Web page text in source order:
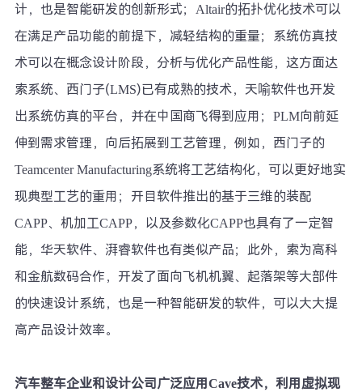
计，也是智能研发的创新形式；Altair的拓扑优化技术可以
在满足产品功能的前提下，减轻结构的重量；系统仿真技
术可以在概念设计阶段，分析与优化产品性能，这方面达
索系统、西门子(LMS)已有成熟的技术，天喻软件也开发
出系统仿真的平台，并在中国商飞得到应用；PLM向前延
伸到需求管理，向后拓展到工艺管理，例如，西门子的
Teamcenter Manufacturing系统将工艺结构化，可以更好地实
现典型工艺的重用；开目软件推出的基于三维的装配
CAPP、机加工CAPP，以及参数化CAPP也具有了一定智
能，华天软件、湃睿软件也有类似产品；此外，索为高科
和金航数码合作，开发了面向飞机机翼、起落架等大部件
的快速设计系统，也是一种智能研发的软件，可以大大提
高产品设计效率。
汽车整车企业和设计公司广泛应用Cave技术，利用虚拟现